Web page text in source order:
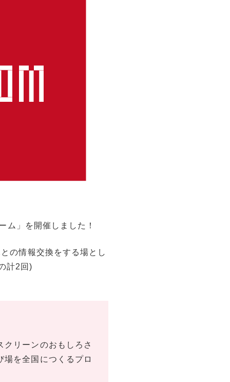
ム」を開催しました！
の情報交換をする場とし
計2回)
リーンのおもしろさ
を全国につくるプロ